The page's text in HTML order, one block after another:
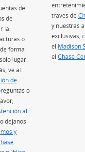
de
de
la
o
forma
lugar.
ve al
de
superposición)
o
al
o déjanos
y
través de
y nuestras
exclusivas,
el Madison
el Chase